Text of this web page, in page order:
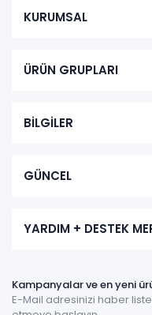
KURUMSAL
ÜRÜN GRUPLARI
BİLGİLER
GÜNCEL
YARDIM + DESTEK
Kampanyalar ve en yeni
E-Mail adresinizi haber